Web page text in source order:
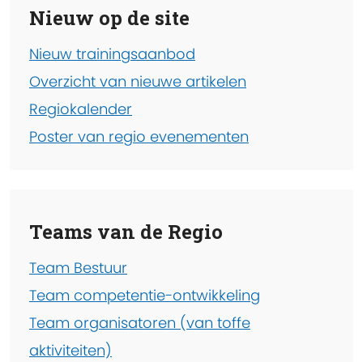
Nieuw op de site
Nieuw trainingsaanbod
Overzicht van nieuwe artikelen
Regiokalender
Poster van regio evenementen
Teams van de Regio
Team Bestuur
Team competentie-ontwikkeling
Team organisatoren (van toffe
aktiviteiten)